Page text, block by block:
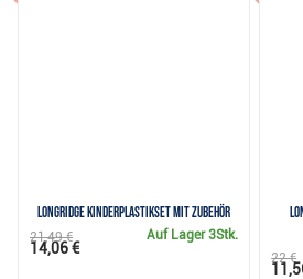
Longridge Kinderplastikset mit Zubehör
Auf Lager3Stk.
21,49 €
14,06 €
22 €